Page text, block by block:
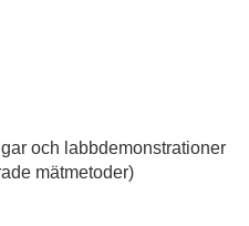
och labbdemonstrationer
mätmetoder)